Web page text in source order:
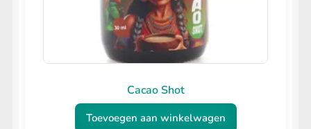
Cacao Shot
Toevoegen aan winkelwagen